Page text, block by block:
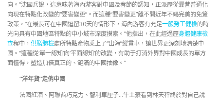
向。”沈國兵說，這意味著海內游客對中國及春節的認知，正派歷從曩昔普通化
向現在特點化改變的“要害變更”。而這種“要害變更”離不開近年不竭完美的免簽
政策，“在最長可在中國逗留30天的情形下，海內游客有充足一般勞工健檢的時
光向具有中國地區特點的中小城市深度摸索。”他指出，在此經過歷身體健康檢
查程中， 供膳體檢處所特點產物乘上了“出海”縱貫車，讓世界更深刻地清楚中
國。“這種從‘單一認知’向‘平面認知’的改變，有助于打消外界對中國成長的單方
面懂得，塑造加倍真正的、飽滿的中國抽像。”
“洋年貨”走俏中國
法國紅酒、阿聯酋巧克力、智利車厘子…牛土豪看到林天秤終於對自己說